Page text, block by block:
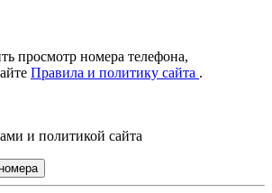
просмотр номера телефона,
Правила и политику сайта .
и политикой сайта